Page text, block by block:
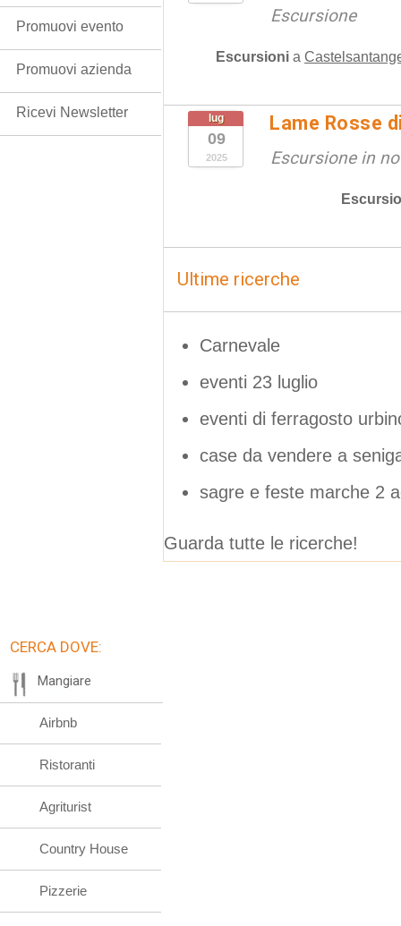
Escursione
Escursioni a
lug
09
2025
Lame Rosse
Escursione in
Ultime ricerche
Carnevale
eventi 23 luglio
eventi di ferragosto
case da vendere a
sagre e feste marche 2
Guarda tutte le ricerche!
Promuovi evento
Promuovi azienda
Ricevi Newsletter
CERCA DOVE:
Mangiare
Airbnb
Ristoranti
Agriturist
Country House
Pizzerie